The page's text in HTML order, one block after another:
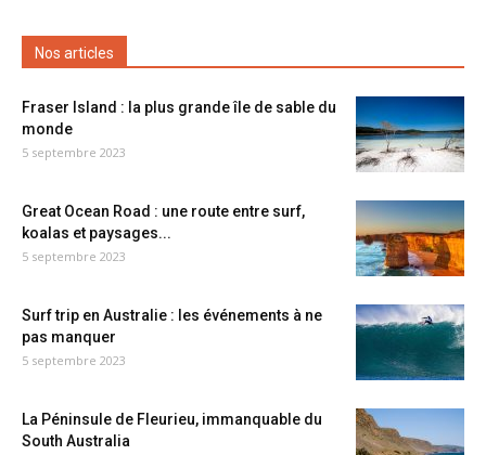
Nos articles
Fraser Island : la plus grande île de sable du
monde
5 septembre 2023
Great Ocean Road : une route entre surf,
koalas et paysages...
5 septembre 2023
Surf trip en Australie : les événements à ne
pas manquer
5 septembre 2023
La Péninsule de Fleurieu, immanquable du
South Australia